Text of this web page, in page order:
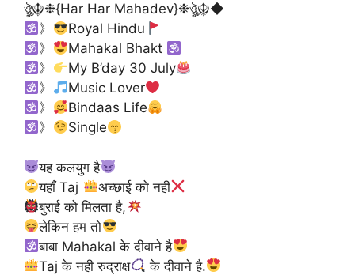
ঔৣ☬❉{Har Har Mahadev}❉ঔৣ☬◆
》
Royal Hindu
》
Mahakal Bhakt
》
My B’day 30 July
》
Music Lover
》
Bindaas Life
》
Single
यह कलयुग है
यहाँ Taj
अच्छाई को नही
बुराई को मिलता है,
लेकिन हम तो
बाबा Mahakal के दीवाने है
Taj के नही रुद्राक्ष
के दीवाने है.